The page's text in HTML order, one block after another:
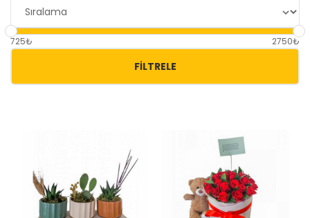
725₺ 2750₺
FILTRELE